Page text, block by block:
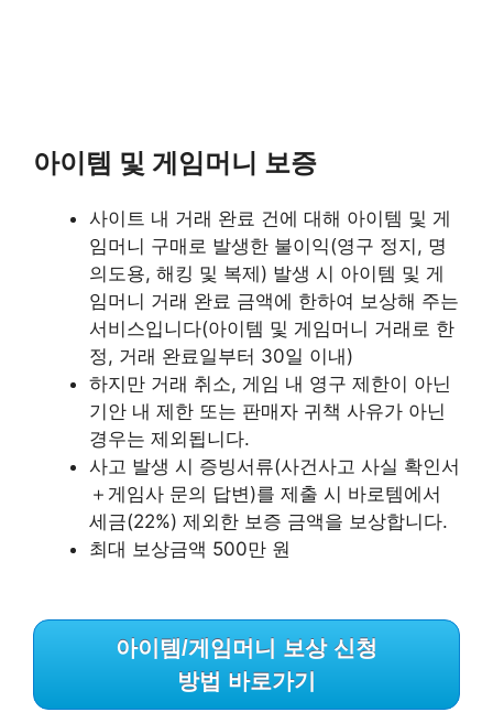
아이템 및 게임머니 보증
사이트 내 거래 완료 건에 대해 아이템 및 게
임머니 구매로 발생한 불이익(영구 정지, 명
의도용, 해킹 및 복제) 발생 시 아이템 및 게
임머니 거래 완료 금액에 한하여 보상해 주는
서비스입니다(아이템 및 게임머니 거래로 한
정, 거래 완료일부터 30일 이내)
하지만 거래 취소, 게임 내 영구 제한이 아닌
기안 내 제한 또는 판매자 귀책 사유가 아닌
경우는 제외됩니다.
사고 발생 시 증빙서류(사건사고 사실 확인서
＋게임사 문의 답변)를 제출 시 바로템에서
세금(22%) 제외한 보증 금액을 보상합니다.
최대 보상금액 500만 원
아이템/게임머니 보상 신청
방법 바로가기